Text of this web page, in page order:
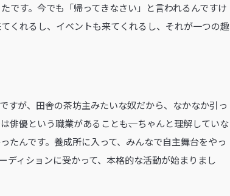
です。今でも「帰ってきなさい」と言われるんですけ
くれるし、イベントも来てくれるし、それが一つの趣
が、田舎の茶坊主みたいな奴だから、なかなか引っ
俳優という職業があることも、ちゃんと理解していな
たんです。養成所に入って、みんなで自主舞台をやっ
ディションに受かって、本格的な活動が始まりまし